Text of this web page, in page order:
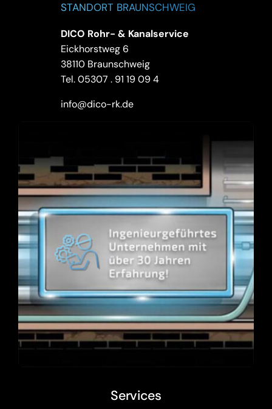
STANDORT BRAUNSCHWEIG
DICO Rohr- & Kanalservice
Eickhorstweg 6
38110 Braunschweig
Tel.05307 . 91 19 09 4
info@dico-rk.de
Services